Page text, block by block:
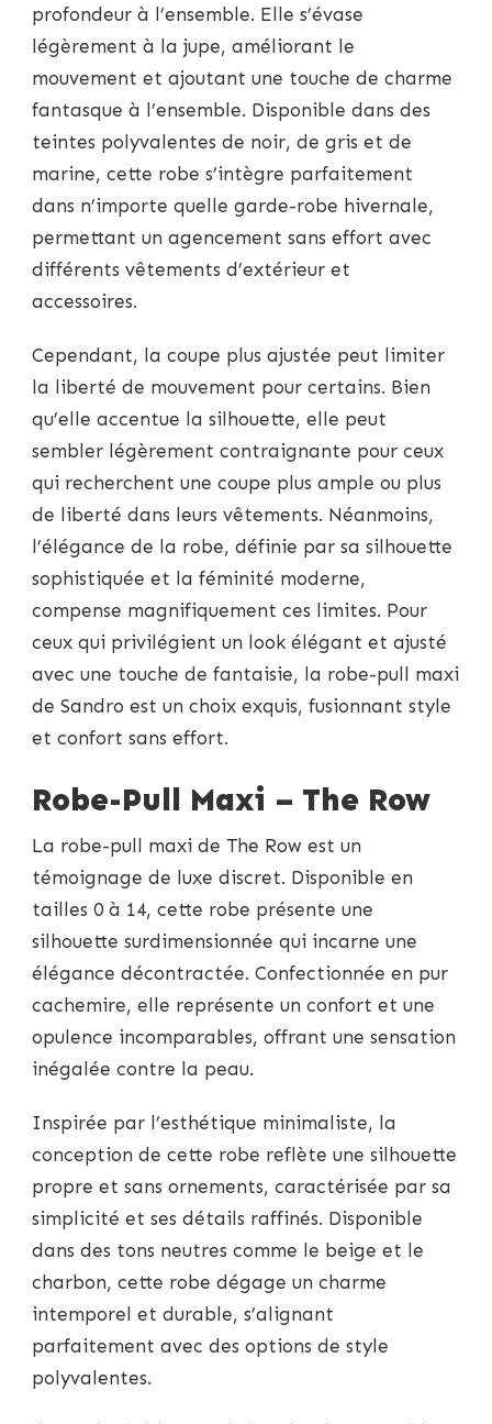
profondeur à l’ensemble. Elle s’évase
légèrement à la jupe, améliorant le
mouvement et ajoutant une touche de charme
fantasque à l’ensemble. Disponible dans des
teintes polyvalentes de noir, de gris et de
marine, cette robe s’intègre parfaitement
dans n’importe quelle garde-robe hivernale,
permettant un agencement sans effort avec
différents vêtements d’extérieur et
accessoires.
Cependant, la coupe plus ajustée peut limiter
la liberté de mouvement pour certains. Bien
qu’elle accentue la silhouette, elle peut
sembler légèrement contraignante pour ceux
qui recherchent une coupe plus ample ou plus
de liberté dans leurs vêtements. Néanmoins,
l’élégance de la robe, définie par sa silhouette
sophistiquée et la féminité moderne,
compense magnifiquement ces limites. Pour
ceux qui privilégient un look élégant et ajusté
avec une touche de fantaisie, la robe-pull maxi
de Sandro est un choix exquis, fusionnant style
et confort sans effort.
Robe-Pull Maxi – The Row
La robe-pull maxi de The Row est un
témoignage de luxe discret. Disponible en
tailles 0 à 14, cette robe présente une
silhouette surdimensionnée qui incarne une
élégance décontractée. Confectionnée en pur
cachemire, elle représente un confort et une
opulence incomparables, offrant une sensation
inégalée contre la peau.
Inspirée par l’esthétique minimaliste, la
conception de cette robe reflète une silhouette
propre et sans ornements, caractérisée par sa
simplicité et ses détails raffinés. Disponible
dans des tons neutres comme le beige et le
charbon, cette robe dégage un charme
intemporel et durable, s’alignant
parfaitement avec des options de style
polyvalentes.